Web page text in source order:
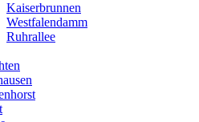
Kaiserbrunnen
Westfalendamm
Ruhrallee